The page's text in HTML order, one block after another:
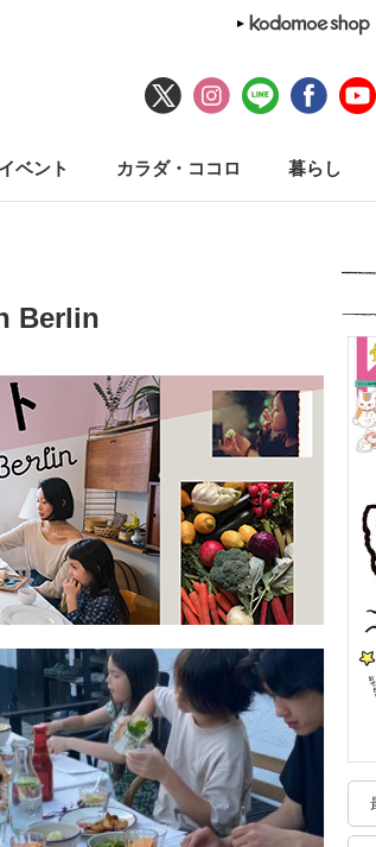
イベント カラダ・ココロ 暮らし
Berlin